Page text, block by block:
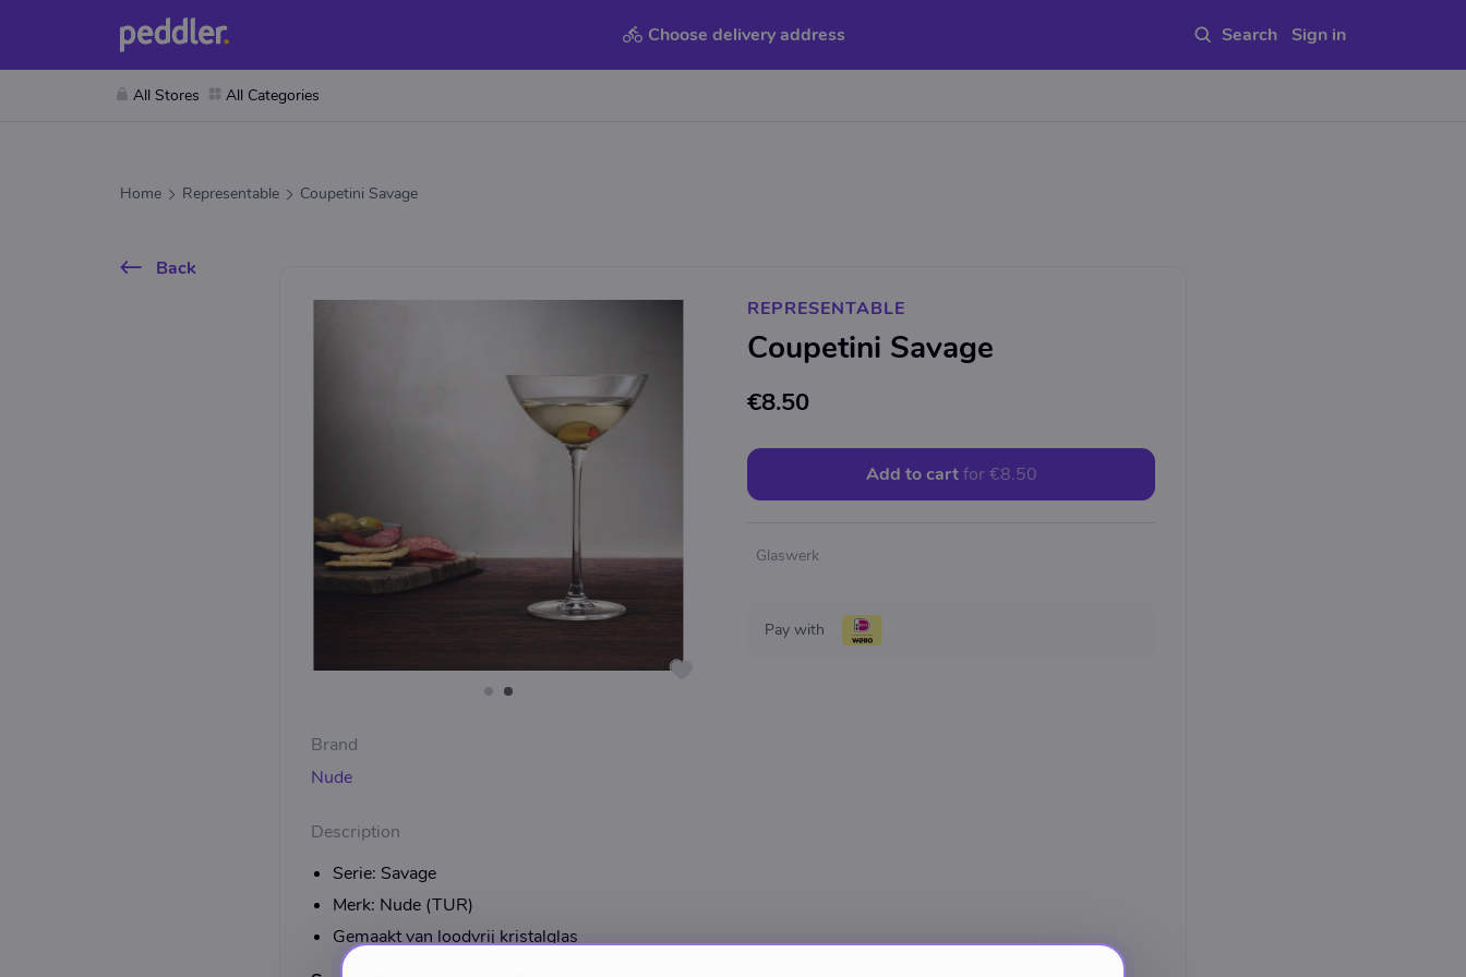
Choose delivery address Sign in
All Stores All Categories
Home Representable Coupetini Savage
Back
REPRESENTABLE
Coupetini Savage
€8.50
Add to cart for €8.50
Glaswerk
Pay with
Brand
Nude
Description
Serie: Savage
Merk: Nude (TUR)
Gemaakt van loodvrij kristalglas